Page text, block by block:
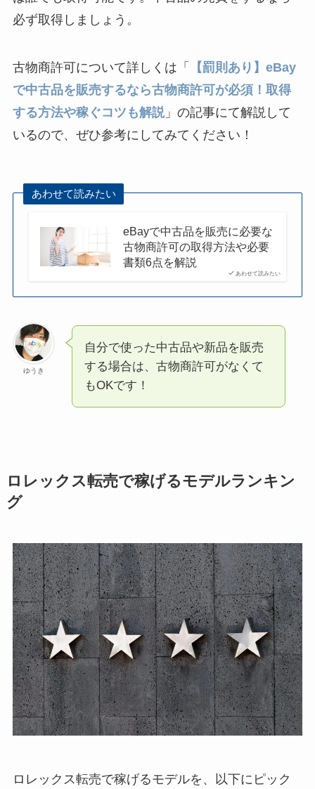
必ず取得しましょう。
古物商許可について詳しくは「
【罰則あり】eBay
で中古品を販売するなら古物商許可が必須！取得
する方法や稼ぐコツも解説」の記事にて解説して
いるので、ぜひ参考にしてみてください！
あわせて読みたい
あわせて読みたい
eBayで中古品を販売に必要な
古物商許可の取得方法や必要
書類6点を解説
ゆうき
自分で使った中古品や新品を販売
する場合は、古物商許可がなくて
もOKです！
ロレックス転売で稼げるモデルランキン
グ
ロレックス転売で稼げるモデルを、以下にピック